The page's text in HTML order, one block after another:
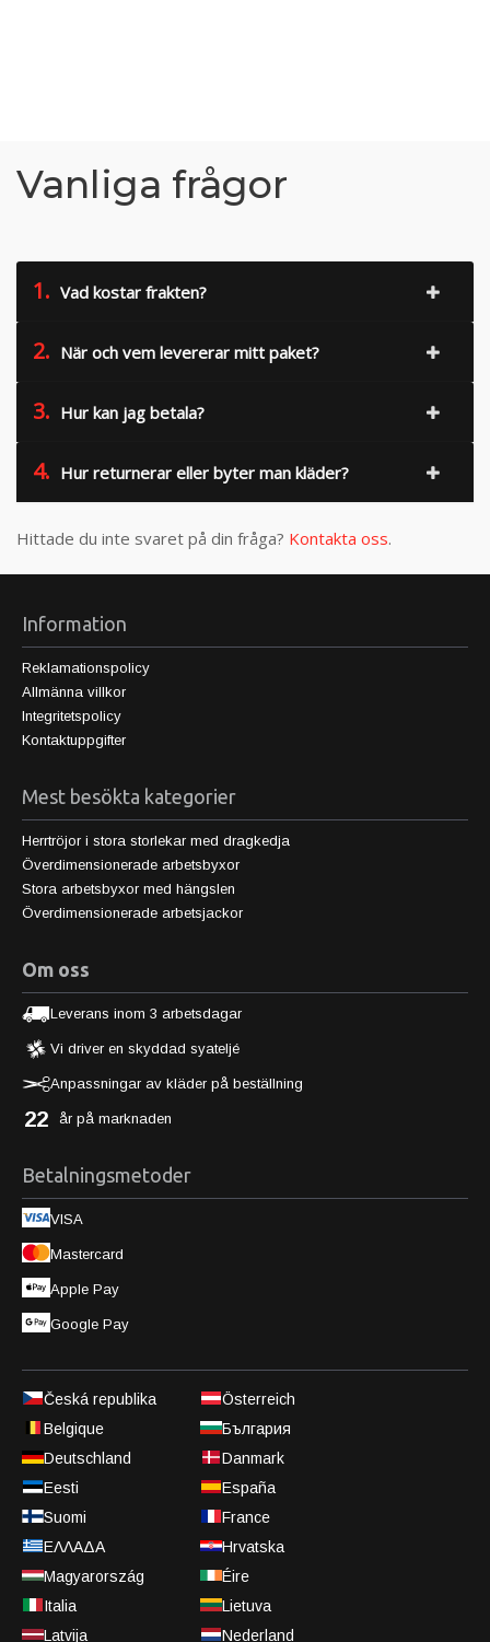
Vanliga frågor
1. Vad kostar frakten?
2. När och vem levererar mitt paket?
3. Hur kan jag betala?
4. Hur returnerar eller byter man kläder?
Hittade du inte svaret på din fråga? Kontakta oss.
Information
Reklamationspolicy
Allmänna villkor
Integritetspolicy
Kontaktuppgifter
Mest besökta kategorier
Herrtröjor i stora storlekar med dragkedja
Överdimensionerade arbetsbyxor
Stora arbetsbyxor med hängslen
Överdimensionerade arbetsjackor
Om oss
Leverans inom 3 arbetsdagar
Vi driver en skyddad syateljé
Anpassningar av kläder på beställning
22 år på marknaden
Betalningsmetoder
VISA
Mastercard
Apple Pay
Google Pay
Česká republika
Österreich
Belgique
България
Deutschland
Danmark
Eesti
España
Suomi
France
ΕΛΛΑΔΑ
Hrvatska
Magyarország
Éire
Italia
Lietuva
Latvija
Nederland